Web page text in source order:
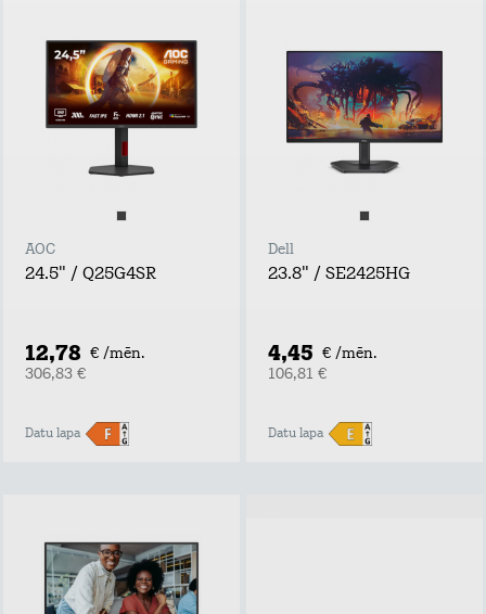
AOC
24.5" / Q25G4SR
12,78 € /mēn.
306,83 €
Datu lapa
Dell
23.8" / SE2425HG
4,45 € /mēn.
106,81 €
Datu lapa